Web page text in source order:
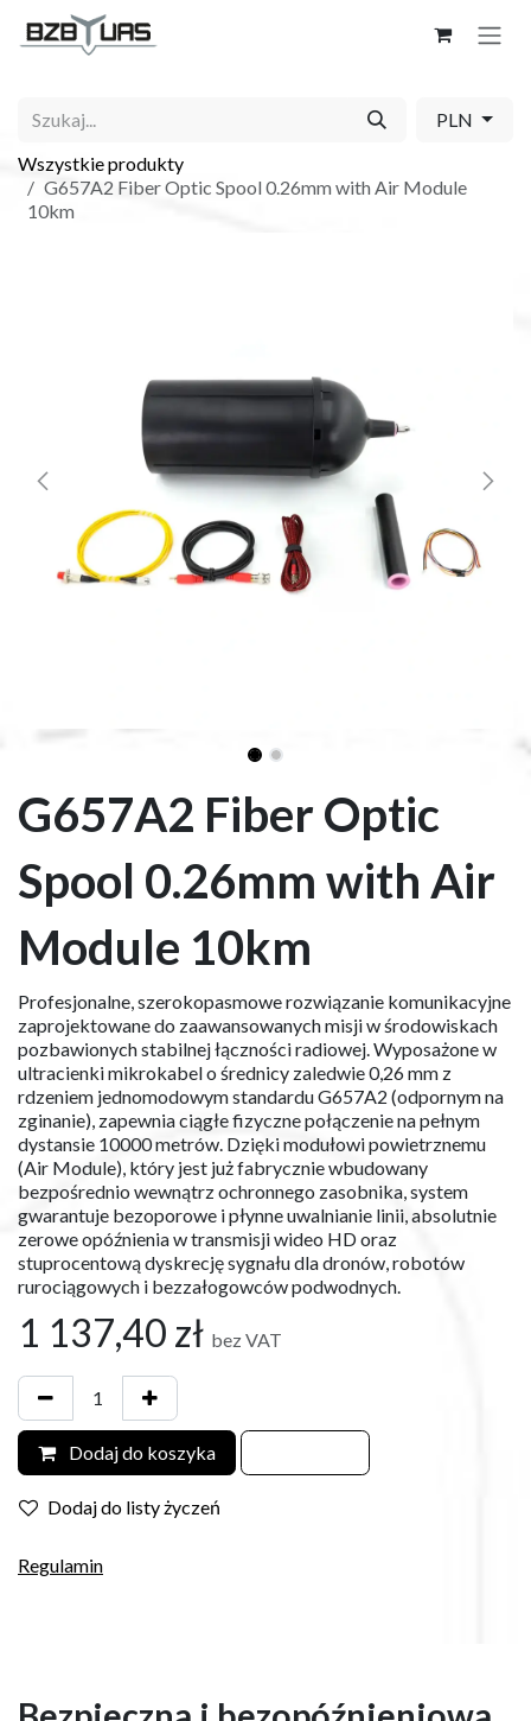
Skip to Content
PLN
Wszystkie produkty
G657A2 Fiber Optic Spool 0.26mm with Air Module
10km
G657A2 Fiber Optic
Spool 0.26mm with Air
Module 10km
Profesjonalne, szerokopasmowe rozwiązanie komunikacyjne
zaprojektowane do zaawansowanych misji w środowiskach
pozbawionych stabilnej łączności radiowej. Wyposażone w
ultracienki mikrokabel o średnicy zaledwie 0,26 mm z
rdzeniem jednomodowym standardu G657A2 (odpornym na
zginanie), zapewnia ciągłe fizyczne połączenie na pełnym
dystansie 10000 metrów. Dzięki modułowi powietrznemu
(Air Module), który jest już fabrycznie wbudowany
bezpośrednio wewnątrz ochronnego zasobnika, system
gwarantuje bezoporowe i płynne uwalnianie linii, absolutnie
zerowe opóźnienia w transmisji wideo HD oraz
stuprocentową dyskrecję sygnału dla dronów, robotów
rurociągowych i bezzałogowców podwodnych.
1 137,40 zł bez VAT
Dodaj do koszyka
Dodaj do listy życzeń
Regulamin